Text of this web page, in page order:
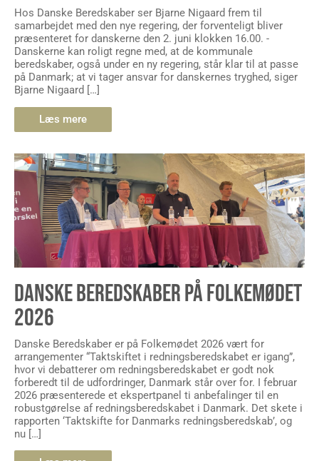
Hos Danske Beredskaber ser Bjarne Nigaard frem til
samarbejdet med den nye regering, der forventeligt bliver
præsenteret for danskerne den 2. juni klokken 16.00. -
Danskerne kan roligt regne med, at de kommunale
beredskaber, også under en ny regering, står klar til at passe
på Danmark; at vi tager ansvar for danskernes tryghed, siger
Bjarne Nigaard […]
Læs mere
DANSKE BEREDSKABER PÅ FOLKEMØDET
2026
Danske Beredskaber er på Folkemødet 2026 vært for
arrangementer “Taktskiftet i redningsberedskabet er igang”,
hvor vi debatterer om redningsberedskabet er godt nok
forberedt til de udfordringer, Danmark står over for. I februar
2026 præsenterede et ekspertpanel ti anbefalinger til en
robustgørelse af redningsberedskabet i Danmark. Det skete i
rapporten ‘Taktskifte for Danmarks redningsberedskab’, og
nu […]